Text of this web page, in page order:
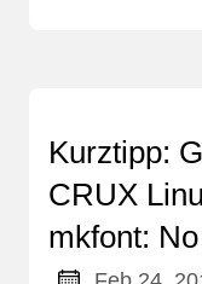
Kurztipp:
CRUX
mkfont: